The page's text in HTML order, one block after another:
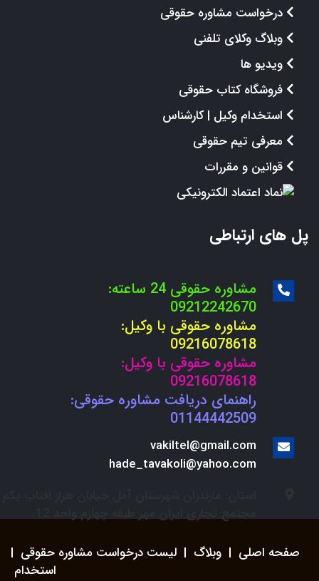
درخواست مشاوره حقوقی
وبلاگ وکلای تلفنی
ویدیو ها
فروشگاه کتاب حقوقی
استخدام وکیل | کارشناس
معرفی تیم حقوقی
قوانین و مقررات
پل های ارتباطی
مشاوره حقوقی 24 ساعته:
09212242670
مشاوره حقوقی با وکیل:
09216078618
مشاوره حقوقی با وکیل:
09216078618
راهنمای دریافت مشاوره حقوقی:
01144442509
vakiltel@gmail.com
hade_tavakoli@yahoo.com
صفحه اصلی| وبلاگ| لیست درخواست مشاوره حقوقی|
استخدام